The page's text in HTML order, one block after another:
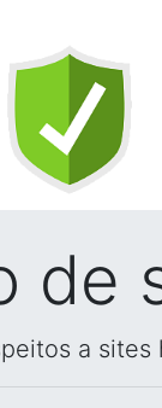
de
a sites